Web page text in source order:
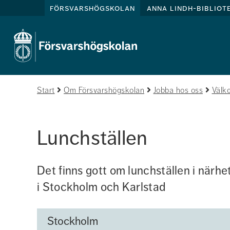
försvarshögskolan anna lindh-
Start Om Försvarshögskolan Jobba hos oss
Lunchställen
Det finns gott om lunchställen i
i Stockholm och Karlstad
Stockholm